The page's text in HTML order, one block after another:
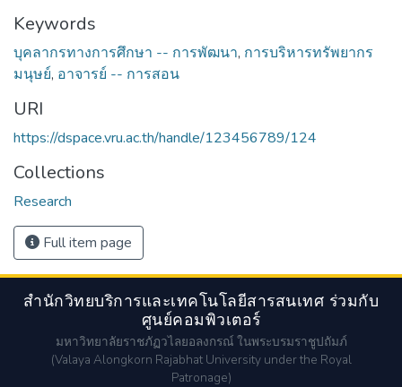
Keywords
บุคลากรทางการศึกษา -- การพัฒนา, การบริหารทรัพยากร
มนุษย์, อาจารย์ -- การสอน
URI
https://dspace.vru.ac.th/handle/123456789/124
Collections
Research
Full item page
สำนักวิทยบริการและเทคโนโลยีสารสนเทศ ร่วมกับ
ศูนย์คอมพิวเตอร์
มหาวิทยาลัยราชภัฏวไลยอลงกรณ์ ในพระบรมราชูปถัมภ์
(Valaya Alongkorn Rajabhat University under the Royal
Patronage)